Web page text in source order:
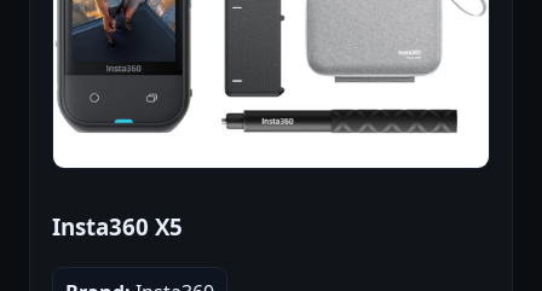
Insta360 X5